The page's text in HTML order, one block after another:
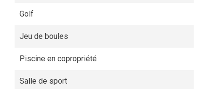
Golf
Jeu de boules
Piscine en copropriété
Salle de sport